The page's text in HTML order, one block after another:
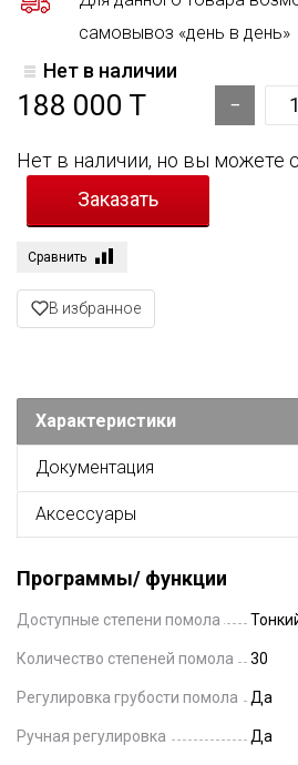
самовывоз «день в день»
Нет в наличии
188 000 T
Нет в наличии, но вы можете
Сравнить
В избранное
Характеристики
Документация
Аксессуары
Программы/ функции
Доступные степени помола
Количество степеней помола 30
Регулировка грубости помола Да
Ручная регулировка Да